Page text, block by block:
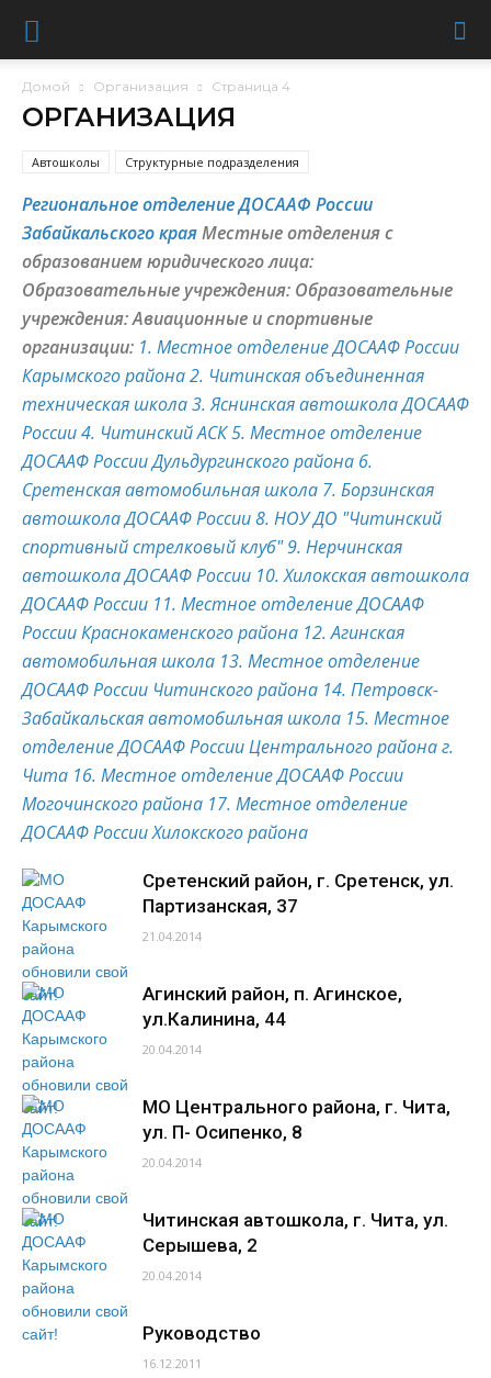
Домой Организация Страница 4
ОРГАНИЗАЦИЯ
Автошколы Структурные подразделения
Региональное отделение ДОСААФ России
Забайкальского краяМестные отделения с
образованием юридического лица:
Образовательные учреждения: Образовательные
учреждения:Авиационные и спортивные
организации: 1. Местное отделение ДОСААФ России
Карымского района2. Читинская объединенная
техническая школа3. Яснинская автошкола ДОСААФ
России4. Читинский АСК5. Местное отделение
ДОСААФ России Дульдургинского района 6.
Сретенская автомобильная школа 7. Борзинская
автошкола ДОСААФ России8. НОУ ДО "Читинский
спортивный стрелковый клуб"9. Нерчинская
автошкола ДОСААФ России 10. Хилокская автошкола
ДОСААФ России 11. Местное отделение ДОСААФ
России Краснокаменского района 12. Агинская
автомобильная школа 13. Местное отделение
ДОСААФ России Читинского района 14. Петровск-
Забайкальская автомобильная школа 15. Местное
отделение ДОСААФ России Центрального района г.
Чита 16. Местное отделение ДОСААФ России
Могочинского района 17. Местное отделение
ДОСААФ России Хилокского района
Сретенский район, г. Сретенск, ул.
Партизанская, 37
21.04.2014
Агинский район, п. Агинское,
ул.Калинина, 44
20.04.2014
МО Центрального района, г. Чита,
ул. П- Осипенко, 8
20.04.2014
Читинская автошкола, г. Чита, ул.
Серышева, 2
20.04.2014
Руководство
16.12.2011